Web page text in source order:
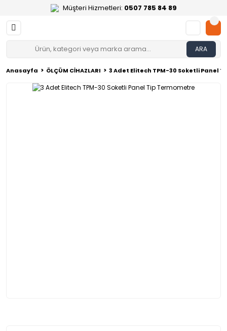
Müşteri Hizmetleri: 0507 785 84 89
ARA
Anasayfa ÖLÇÜM CİHAZLARI 3 Adet Elitech TPM-30 Soketli Panel